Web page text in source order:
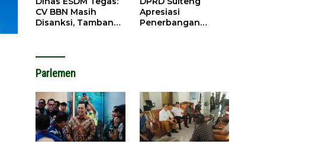
CV BBN Masih
Disanksi, Tambang
Apresiasi
Penerbangan
Parlemen